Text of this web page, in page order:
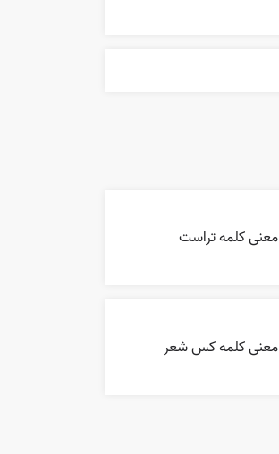
معنی کلمه تراست
معنی کلمه کس شعر